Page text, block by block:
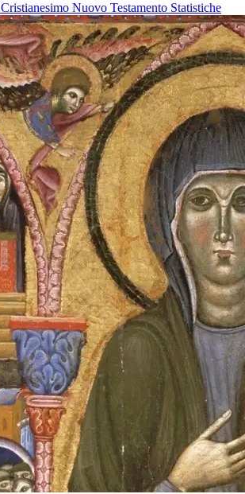
Cristianesimo Nuovo Testamento Statistiche